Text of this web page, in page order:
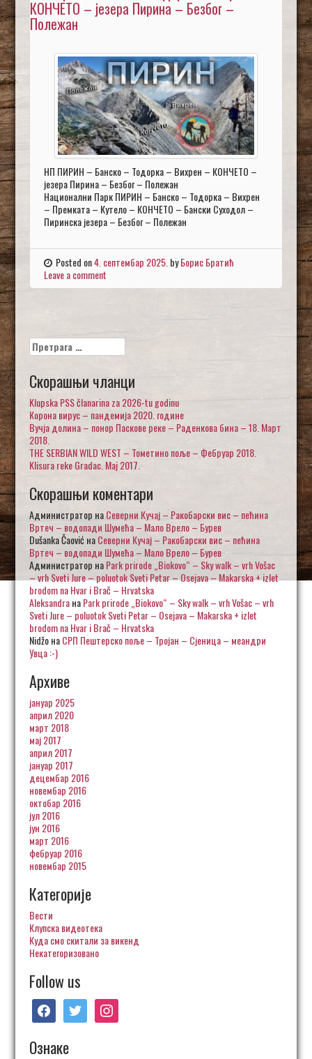
КОНЧЕТО – језера Пирина – Безбог –
Полежан
НП ПИРИН – Банско – Тодорка – Вихрен – КОНЧЕТО –
језера Пирина – Безбог – Полежан
Национални Парк ПИРИН – Банско – Тодорка – Вихрен
– Премката – Кутело – КОНЧЕТО – Бански Суходол –
Пиринска језера – Безбог – Полежан
Posted on4. септембар 2025. byБорис Братић
Leave a comment
Претрага
за:
Скорашњи чланци
Klupska PSS članarina za 2026-tu godinu
Корона вирус – пандемија 2020. године
Вучја долина – понор Паскове реке – Раденкова бина – 18. Март
2018.
THE SERBIAN WILD WEST – Тометино поље – Фебруар 2018.
Klisura reke Gradac. Maj 2017.
Скорашњи коментари
Администратор наСеверни Кучај – Ракобарски вис – пећина
Вртеч – водопади Шумећа – Мало Врело – Бурев
Dušanka ČaovićнаСеверни Кучај – Ракобарски вис – пећина
Вртеч – водопади Шумећа – Мало Врело – Бурев
Администратор наPark prirode „Biokovo“ – Sky walk – vrh Vošac
– vrh Sveti Jure – poluotok Sveti Petar – Osejava – Makarska + izlet
brodom na Hvar i Brač – Hrvatska
AleksandraнаPark prirode „Biokovo“ – Sky walk – vrh Vošac – vrh
Sveti Jure – poluotok Sveti Petar – Osejava – Makarska + izlet
brodom na Hvar i Brač – Hrvatska
NidžoнаСРП Пештерско поље – Тројан – Сјеница – меандри
Увца :-)
Архиве
јануар 2025
април 2020
март 2018
мај 2017
април 2017
јануар 2017
децембар 2016
новембар 2016
октобар 2016
јул 2016
јун 2016
март 2016
фебруар 2016
новембар 2015
Категорије
Вести
Клупска видеотека
Куда смо скитали за викенд
Некатегоризовано
Follow us
facebooktwitter instagram
Ознаке